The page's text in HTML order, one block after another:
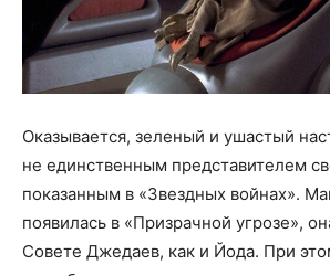
Оказывается, зеленый и ушастый
не единственным представителем
показанным в «Звездных войнах».
появилась в «Призрачной угрозе»,
Совете Джедаев, как и Йода. При